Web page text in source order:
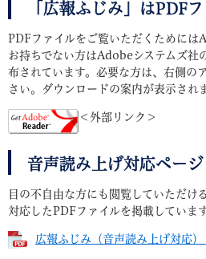
「広報ふじみ」はPDFフ
PDFファイルをご覧いただくためには
お持ちでない方はAdobeシステムズ社
布されています。必要な方は、右側の
さい。ダウンロードの案内が表示され
＜外部リンク＞
音声読み上げ対応ページ
目の不自由な方にも閲覧していただけ
対応したPDFファイルを掲載しています
広報ふじみ（音声読み上げ対応